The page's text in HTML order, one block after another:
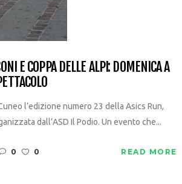
E COPPA DELLE ALPI: DOMENICA A
l’edizione numero 23 della Asics Run,
dall’ASD Il Podio. Un evento che...
0 0 READ MORE